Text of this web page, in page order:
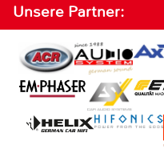
Unsere Partner: